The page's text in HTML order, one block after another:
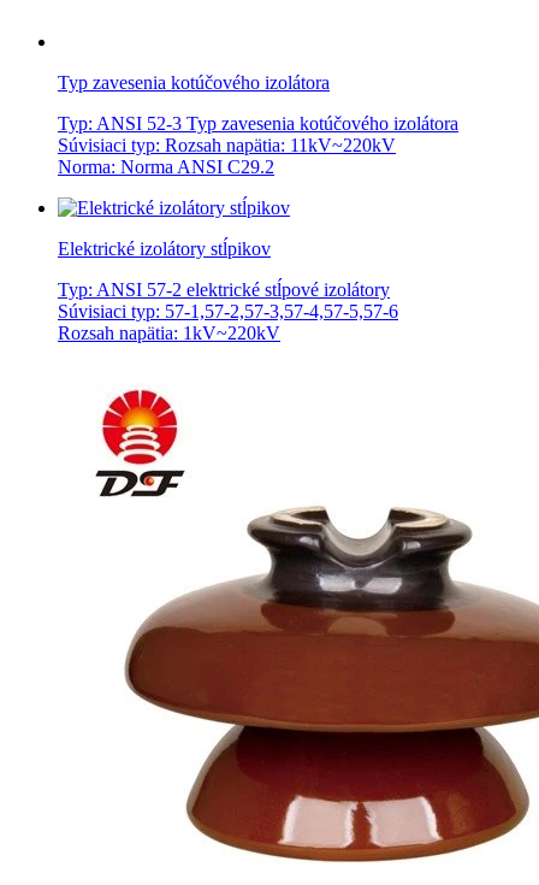
Typ zavesenia kotúčového izolátora
Typ: ANSI 52-3 Typ zavesenia kotúčového izolátora
Súvisiaci typ: Rozsah napätia: 11kV~220kV
Norma: Norma ANSI C29.2
Elektrické izolátory stĺpikov
Typ: ANSI 57-2 elektrické stĺpové izolátory
Súvisiaci typ: 57-1,57-2,57-3,57-4,57-5,57-6
Rozsah napätia: 1kV~220kV